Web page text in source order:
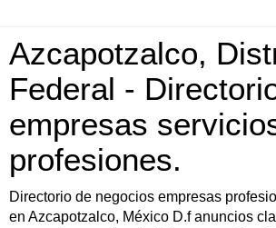
Azcapotzalco,
Federal -
empresas
profesiones.
Directorio de negocios empresas
en Azcapotzalco, México D.f anuncios